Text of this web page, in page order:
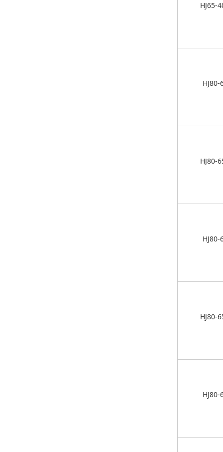
HJ65-
HJ80-
HJ80-
HJ80-
HJ80-
HJ80-